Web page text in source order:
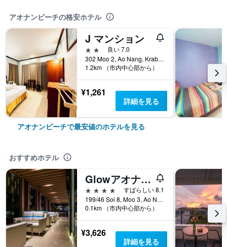
アオナンビーチの格安ホテル
J マンション
2つ星
良い 7.0
302 Moo 2, Ao Nang, Krabi, アオナンビーチ, タイ
1.2km （市内中心部から）
¥1,261
詳細を見る
アオナンビーチで最安値のホテルを見る
おすすめホテル
Glowアオナンクラビ
4つ星
すばらしい 8.1
199/46 Soi 8, Moo 3, Ao Nang, アオナンビーチ, タイ
0.1km （市内中心部から）
¥3,626
詳細を見る